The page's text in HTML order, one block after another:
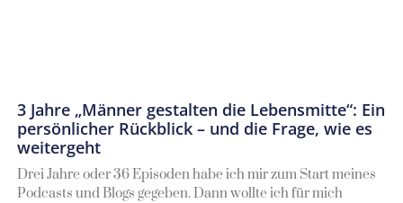
3 Jahre „Männer gestalten die Lebensmitte“: Ein
persönlicher Rückblick – und die Frage, wie es
weitergeht
Drei Jahre oder 36 Episoden habe ich mir zum Start meines
Podcasts und Blogs gegeben. Dann wollte ich für mich